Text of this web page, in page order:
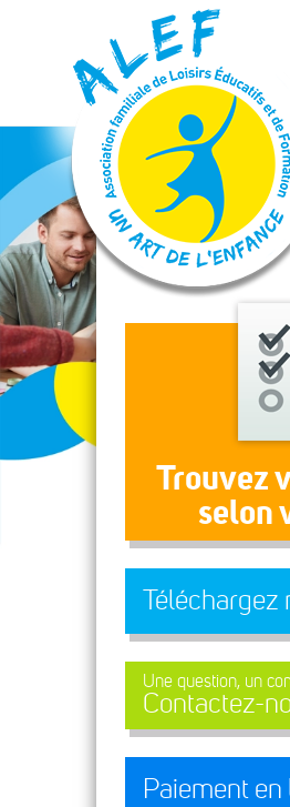
Panneau de gestion des cookies
Trouvez
selon
Téléchargez
Une question, un
Contactez-
Paiement